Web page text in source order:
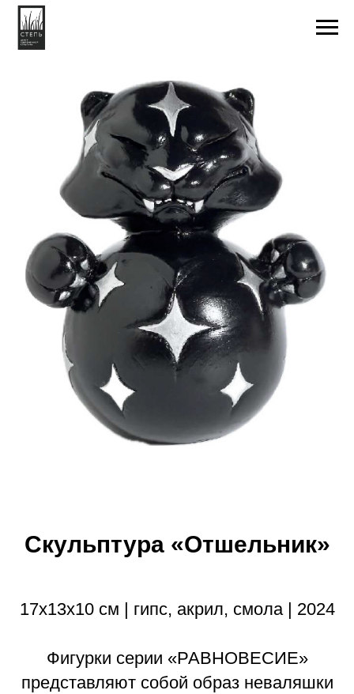
Скульптура «Отшельник»
17х13х10 см | гипс, акрил, смола | 2024
Фигурки серии «РАВНОВЕСИЕ»
представляют собой образ неваляшки